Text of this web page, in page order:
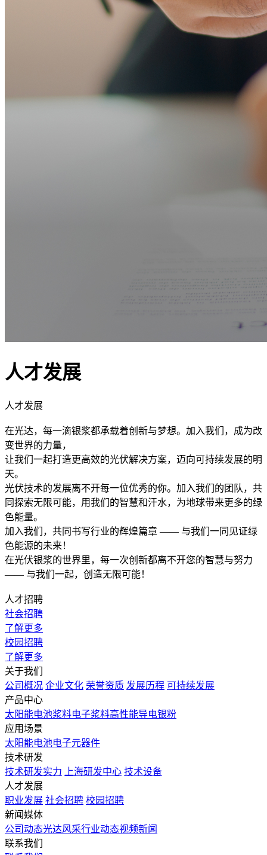
人才发展
人才发展
在光达，每一滴银浆都承载着创新与梦想。加入我们，成为改
变世界的力量，
让我们一起打造更高效的光伏解决方案，迈向可持续发展的明
天。
光伏技术的发展离不开每一位优秀的你。加入我们的团队，共
同探索无限可能，用我们的智慧和汗水，为地球带来更多的绿
色能量。
加入我们，共同书写行业的辉煌篇章 —— 与我们一同见证绿
色能源的未来！
在光伏银浆的世界里，每一次创新都离不开您的智慧与努力
—— 与我们一起，创造无限可能！
人才招聘
社会招聘
了解更多
校园招聘
了解更多
关于我们
公司概况 企业文化 荣誉资质 发展历程 可持续发展
产品中心
太阳能电池浆料电子浆料高性能导电银粉
应用场景
太阳能电池电子元器件
技术研发
技术研发实力
上海研发中心 技术设备
人才发展
职业发展 社会招聘 校园招聘
新闻媒体
公司动态光达风采行业动态视频新闻
联系我们